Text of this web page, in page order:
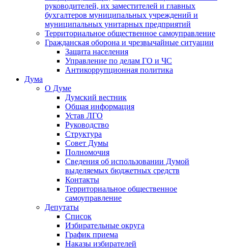
руководителей, их заместителей и главных
бухгалтеров муниципальных учреждений и
муниципальных унитарных предприятий
Территориальное общественное самоуправление
Гражданская оборона и чрезвычайные ситуации
Защита населения
Управление по делам ГО и ЧС
Антикоррупционная политика
Дума
О Думе
Думский вестник
Общая информация
Устав ЛГО
Руководство
Структура
Совет Думы
Полномочия
Сведения об использовании Думой
выделяемых бюджетных средств
Контакты
Территориальное общественное
самоуправление
Депутаты
Список
Избирательные округа
График приема
Наказы избирателей